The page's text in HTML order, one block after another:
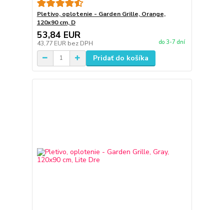
Pletivo, oplotenie - Garden Grille, Orange,
120x90 cm, D
53,84 EUR
43,77 EUR bez DPH do 3-7 dní
Pridať do košíka